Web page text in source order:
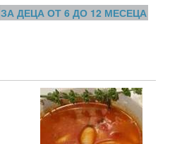
ЗА ДЕЦА ОТ 6 ДО 12 МЕСЕЦА